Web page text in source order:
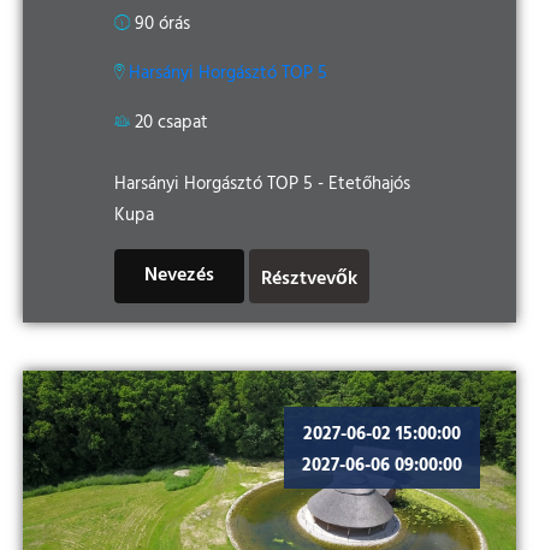
90 órás
Harsányi Horgásztó TOP 5
20 csapat
Harsányi Horgásztó TOP 5 - Etetőhajós
Kupa
Nevezés Résztvevők
2027-06-02 15:00:00
2027-06-06 09:00:00